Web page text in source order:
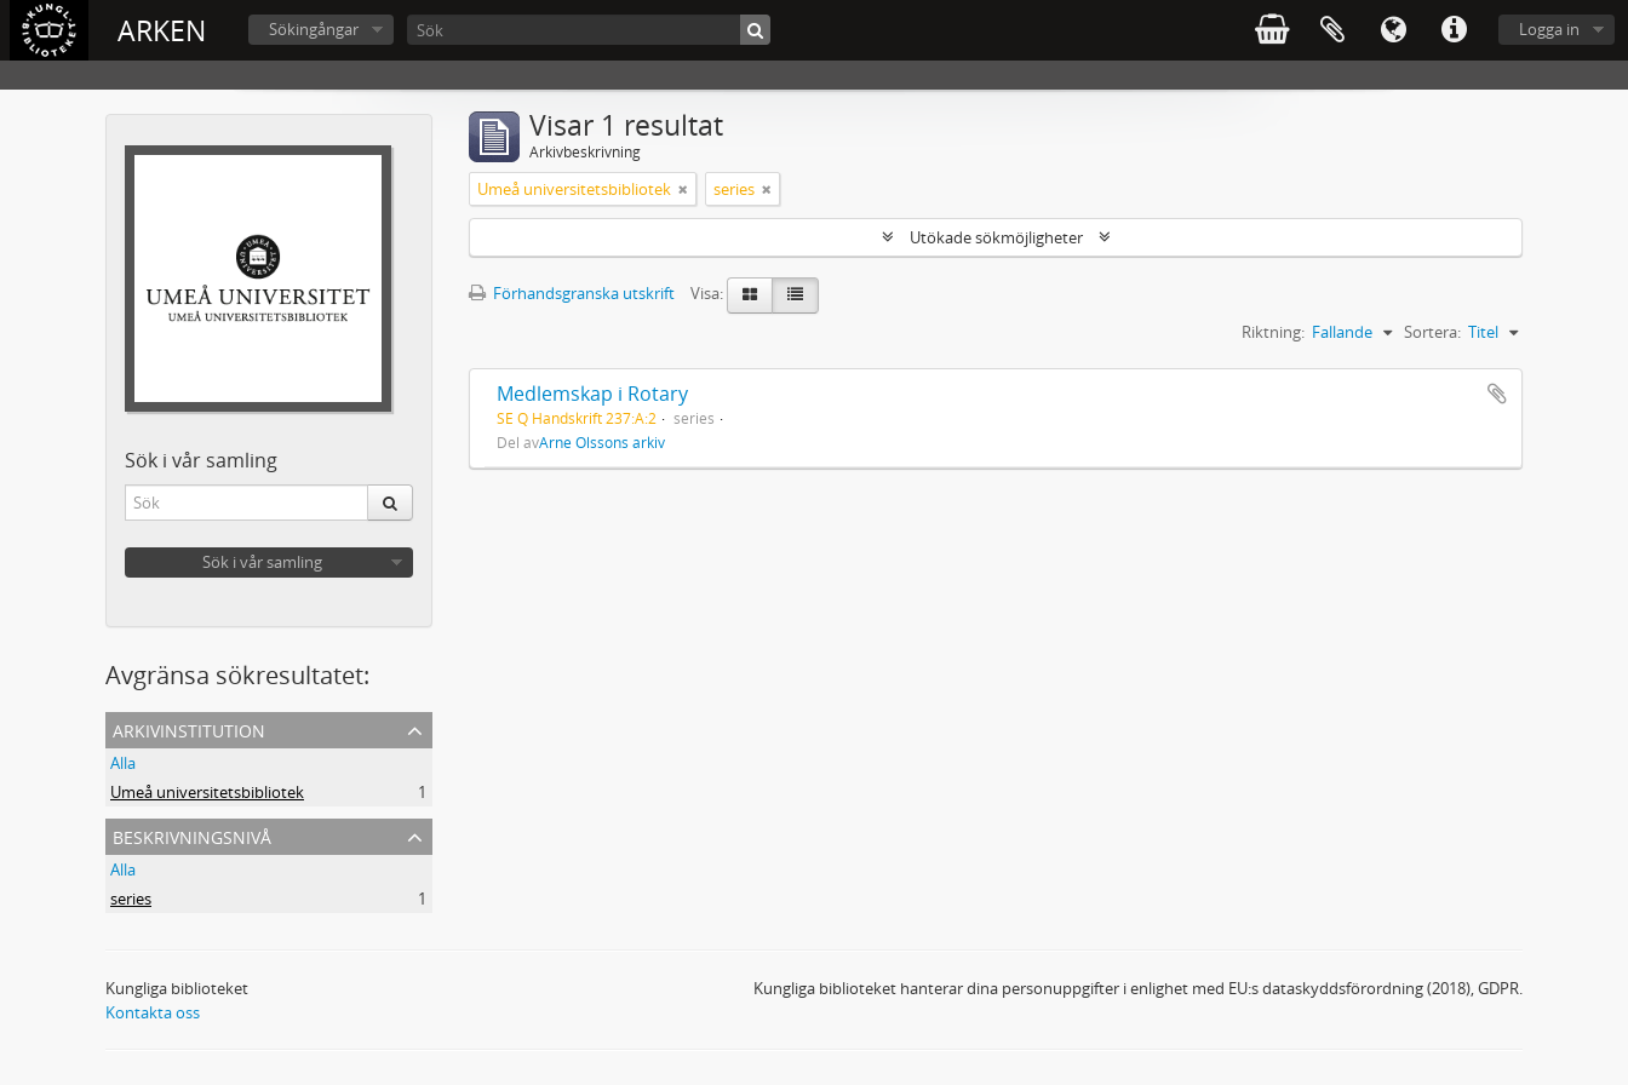
ARKEN Logga in
Sökingångar
Sök i vår samling
Sök i vår samling
Avgränsa sökresultatet:
arkivinstitution
Alla
Umeå universitetsbibliotek
1
beskrivningsnivå
Alla
series
1
Visar 1 resultat
Arkivbeskrivning
Umeå universitetsbibliotek series
Utökade sökmöjligheter
Förhandsgranska utskrift
Visa:
Sortera: Titel
Riktning: Fallande
Medlemskap i Rotary
SE Q Handskrift 237:A:2
series
Del avArne Olssons arkiv
Kungliga biblioteket
Kontakta oss
Kungliga biblioteket hanterar dina personuppgifter i enlighet med EU:s dataskyddsförordning (2018), GDPR.